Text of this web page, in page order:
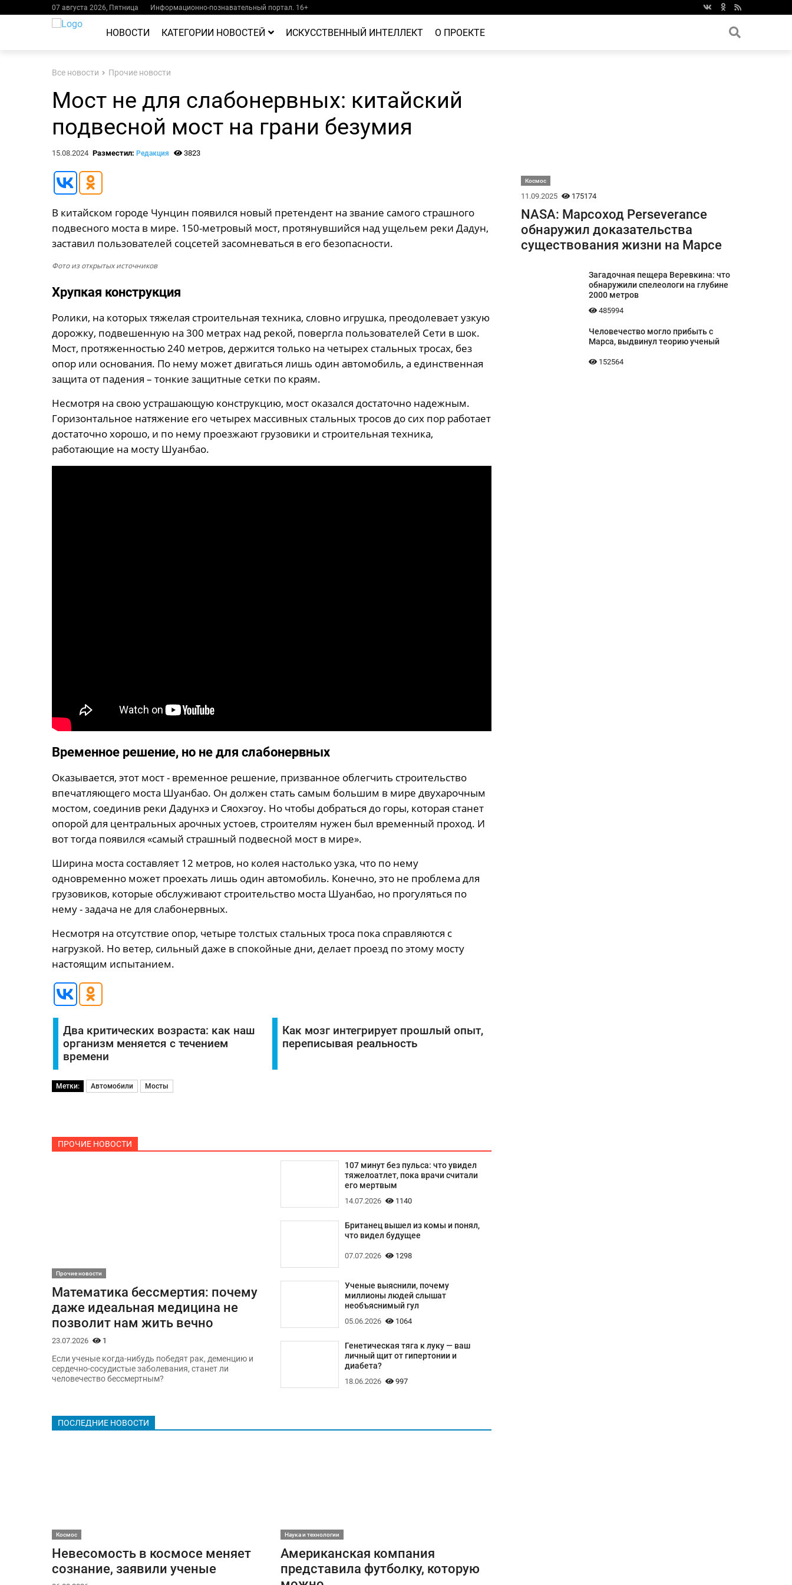
07 августа 2026, Пятница Информационно-познавательный портал. 16+
НОВОСТИ КАТЕГОРИИ НОВОСТЕЙ ИСКУССТВЕННЫЙ ИНТЕЛЛЕКТ О ПРОЕКТЕ
Все новости Прочие новости
Мост не для слабонервных: китайский
подвесной мост на грани безумия
15.08.2024 Разместил: Редакция 3823
В китайском городе Чунцин появился новый претендент на звание самого страшного
подвесного моста в мире. 150-метровый мост, протянувшийся над ущельем реки Дадун,
заставил пользователей соцсетей засомневаться в его безопасности.
Фото из открытых источников
Хрупкая конструкция
Ролики, на которых тяжелая строительная техника, словно игрушка, преодолевает узкую
дорожку, подвешенную на 300 метрах над рекой, повергла пользователей Сети в шок.
Мост, протяженностью 240 метров, держится только на четырех стальных тросах, без
опор или основания. По нему может двигаться лишь один автомобиль, а единственная
защита от падения – тонкие защитные сетки по краям.
Несмотря на свою устрашающую конструкцию, мост оказался достаточно надежным.
Горизонтальное натяжение его четырех массивных стальных тросов до сих пор работает
достаточно хорошо, и по нему проезжают грузовики и строительная техника,
работающие на мосту Шуанбао.
Временное решение, но не для слабонервных
Оказывается, этот мост - временное решение, призванное облегчить строительство
впечатляющего моста Шуанбао. Он должен стать самым большим в мире двухарочным
мостом, соединив реки Дадунхэ и Сяохэгоу. Но чтобы добраться до горы, которая станет
опорой для центральных арочных устоев, строителям нужен был временный проход. И
вот тогда появился «самый страшный подвесной мост в мире».
Ширина моста составляет 12 метров, но колея настолько узка, что по нему
одновременно может проехать лишь один автомобиль. Конечно, это не проблема для
грузовиков, которые обслуживают строительство моста Шуанбао, но прогуляться по
нему - задача не для слабонервных.
Несмотря на отсутствие опор, четыре толстых стальных троса пока справляются с
нагрузкой. Но ветер, сильный даже в спокойные дни, делает проезд по этому мосту
настоящим испытанием.
Два критических возраста: как наш
организм меняется с течением
времени
Как мозг интегрирует прошлый опыт,
переписывая реальность
Метки: Автомобили Мосты
ПРОЧИЕ НОВОСТИ
Прочие новости
Математика бессмертия: почему
даже идеальная медицина не
позволит нам жить вечно
23.07.2026 1
Если ученые когда-нибудь победят рак, деменцию и
сердечно-сосудистые заболевания, станет ли
человечество бессмертным?
107 минут без пульса: что увидел
тяжелоатлет, пока врачи считали
его мертвым
14.07.2026 1140
Британец вышел из комы и понял,
что видел будущее
07.07.2026 1298
Ученые выяснили, почему
миллионы людей слышат
необъяснимый гул
05.06.2026 1064
Генетическая тяга к луку — ваш
личный щит от гипертонии и
диабета?
18.06.2026 997
ПОСЛЕДНИЕ НОВОСТИ
Космос
Невесомость в космосе меняет
сознание, заявили ученые
Наука и технологии
Американская компания
представила футболку, которую
Космос
11.09.2025 175174
NASA: Марсоход Perseverance
обнаружил доказательства
существования жизни на Марсе
Загадочная пещера Веревкина: что
обнаружили спелеологи на глубине
2000 метров
485994
Человечество могло прибыть с
Марса, выдвинул теорию ученый
152564